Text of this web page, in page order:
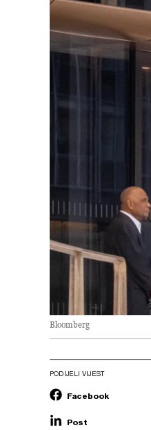
Bloomberg
PODIJELI VIJEST
Facebook
Post